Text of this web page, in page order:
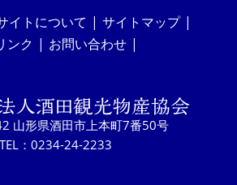
イトについて
サイトマップ
ンク
お問い合わせ
山形県酒田市上本町7番50号
TEL：0234-24-2233